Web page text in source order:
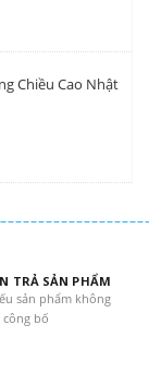
Chiều Cao Nhật
TRẢ SẢN PHẨM
sản phẩm không
bố